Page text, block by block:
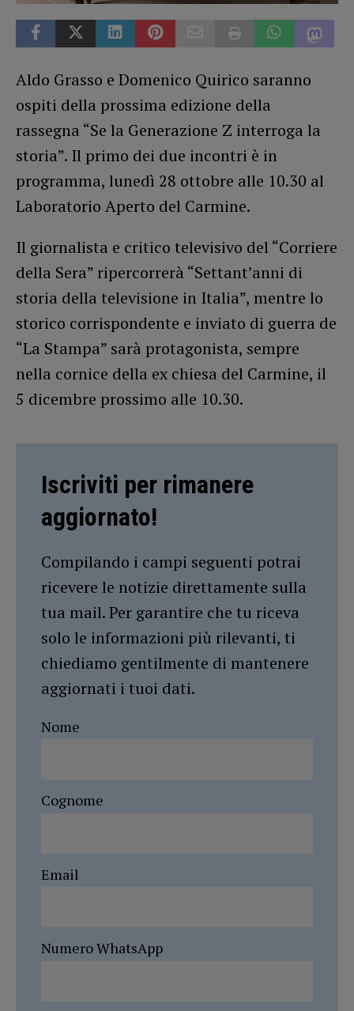
Aldo Grasso e Domenico Quirico saranno
ospiti della prossima edizione della
rassegna “Se la Generazione Z interroga la
storia”. Il primo dei due incontri è in
programma, lunedì 28 ottobre alle 10.30 al
Laboratorio Aperto del Carmine.
Il giornalista e critico televisivo del “Corriere
della Sera” ripercorrerà “Settant’anni di
storia della televisione in Italia”, mentre lo
storico corrispondente e inviato di guerra de
“La Stampa” sarà protagonista, sempre
nella cornice della ex chiesa del Carmine, il
5 dicembre prossimo alle 10.30.
Iscriviti per rimanere
aggiornato!
Compilando i campi seguenti potrai
ricevere le notizie direttamente sulla
tua mail. Per garantire che tu riceva
solo le informazioni più rilevanti, ti
chiediamo gentilmente di mantenere
aggiornati i tuoi dati.
Nome
Cognome
Email
Numero WhatsApp